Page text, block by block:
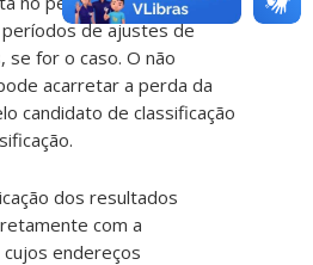
de ajustes de
se for o caso. O não
acarretar a perda da
candidato de classificação
dos resultados
com a
endereços